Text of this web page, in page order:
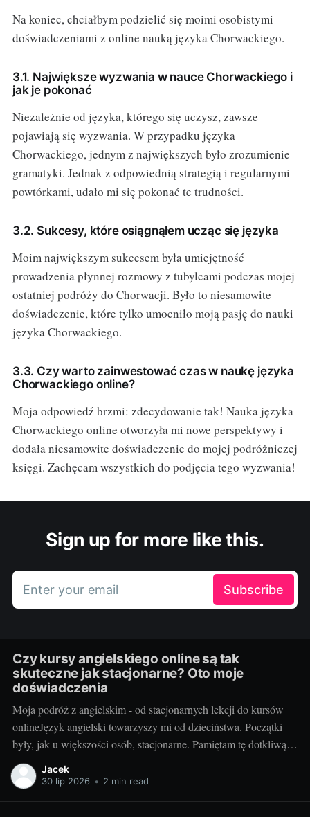
Na koniec, chciałbym podzielić się moimi osobistymi
doświadczeniami z online nauką języka Chorwackiego.
3.1. Największe wyzwania w nauce Chorwackiego i
jak je pokonać
Niezależnie od języka, którego się uczysz, zawsze
pojawiają się wyzwania. W przypadku języka
Chorwackiego, jednym z największych było zrozumienie
gramatyki. Jednak z odpowiednią strategią i regularnymi
powtórkami, udało mi się pokonać te trudności.
3.2. Sukcesy, które osiągnąłem ucząc się języka
Moim największym sukcesem była umiejętność
prowadzenia płynnej rozmowy z tubylcami podczas mojej
ostatniej podróży do Chorwacji. Było to niesamowite
doświadczenie, które tylko umocniło moją pasję do nauki
języka Chorwackiego.
3.3. Czy warto zainwestować czas w naukę języka
Chorwackiego online?
Moja odpowiedź brzmi: zdecydowanie tak! Nauka języka
Chorwackiego online otworzyła mi nowe perspektywy i
dodała niesamowite doświadczenie do mojej podróżniczej
księgi. Zachęcam wszystkich do podjęcia tego wyzwania!
Sign up for more like this.
Enter your email Subscribe
Czy kursy angielskiego online są tak
skuteczne jak stacjonarne? Oto moje
doświadczenia
Moja podróż z angielskim - od stacjonarnych lekcji do kursów
onlineJęzyk angielski towarzyszy mi od dzieciństwa. Początki
były, jak u większości osób, stacjonarne. Pamiętam tę dotkliwą
niechęć do porannego wstawania, pendolowania do szkoły i
powrotów w gorszym nastroju, niż w momencie wyjścia.
Jacek
30 lip 2026 • 2 min read